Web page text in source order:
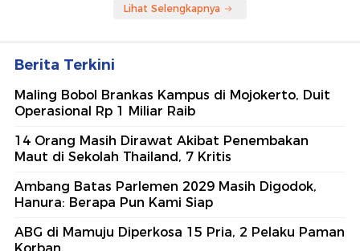
Lihat Selengkapnya
Berita Terkini
Maling Bobol Brankas Kampus di Mojokerto, Duit
Operasional Rp 1 Miliar Raib
14 Orang Masih Dirawat Akibat Penembakan
Maut di Sekolah Thailand, 7 Kritis
Ambang Batas Parlemen 2029 Masih Digodok,
Hanura: Berapa Pun Kami Siap
ABG di Mamuju Diperkosa 15 Pria, 2 Pelaku Paman